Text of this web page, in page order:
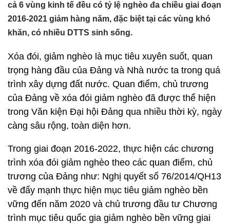
cả 6 vùng kinh tế đều có tỷ lệ nghèo đa chiều giai đoạn
2016-2021 giảm hàng năm, đặc biệt tại các vùng khó
khăn, có nhiều DTTS sinh sống.
Xóa đói, giảm nghèo là mục tiêu xuyên suốt, quan
trọng hàng đầu của Đảng và Nhà nước ta trong quá
trình xây dựng đất nước. Quan điểm, chủ trương
của Đảng về xóa đói giảm nghèo đã được thể hiện
trong Văn kiện Đại hội Đảng qua nhiều thời kỳ, ngày
càng sâu rộng, toàn diện hơn.
Trong giai đoạn 2016-2022, thực hiện các chương
trình xóa đói giảm nghèo theo các quan điểm, chủ
trương của Đảng như: Nghị quyết số 76/2014/QH13
về đẩy mạnh thực hiện mục tiêu giảm nghèo bền
vững đến năm 2020 và chủ trương đầu tư Chương
trình mục tiêu quốc gia giảm nghèo bền vững giai